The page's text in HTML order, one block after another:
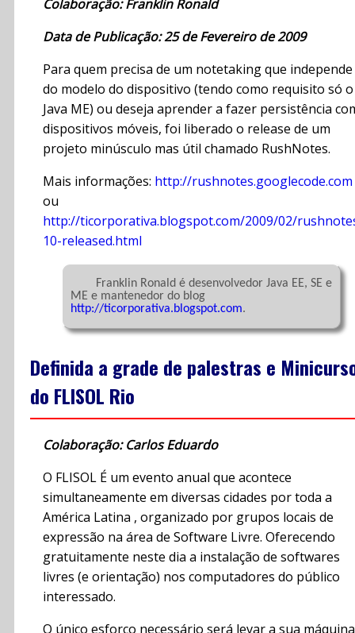
Colaboração: Franklin Ronald
Data de Publicação: 25 de Fevereiro de 2009
Para quem precisa de um notetaking que independe
do modelo do dispositivo (tendo como requisito só o
Java ME) ou deseja aprender a fazer persistência
dispositivos móveis, foi liberado o release de um
projeto minúsculo mas útil chamado RushNotes.
Mais informações: http://rushnotes.googlecode.com
ou
http://ticorporativa.blogspot.com/2009/02/
10-released.html
http://ticorporativa.blogspot.com.
Definida a grade de palestras e
do FLISOL Rio
Colaboração: Carlos Eduardo
O FLISOL É um evento anual que acontece
simultaneamente em diversas cidades por toda a
América Latina , organizado por grupos locais de
expressão na área de Software Livre. Oferecendo
gratuitamente neste dia a instalação de softwares
livres (e orientação) nos computadores do público
interessado.
O único esforço necessário será levar a sua máquina